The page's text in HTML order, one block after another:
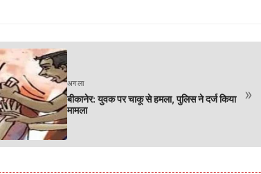
अगला
बीकानेर: युवक पर चाकू से हमला, पुलिस ने दर्ज किया
मामला
»